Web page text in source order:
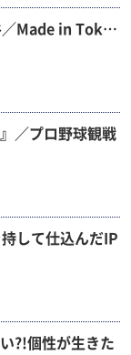
／Made in Tok…
／プロ野球観戦
して仕込んだIP
?!個性が生きた